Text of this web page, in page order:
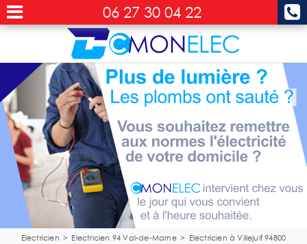
06 27 30 04 22
Electricien > Electricien 94 Val-de-Marne > Electricien à Villejuif 94800